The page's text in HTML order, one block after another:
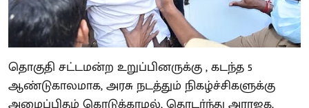
தொகுதி சட்டமன்ற உறுப்பினருக்கு , கடந்த 5
ஆண்டுகாலமாக, அரசு நடத்தும் நிகழ்ச்சிகளுக்கு